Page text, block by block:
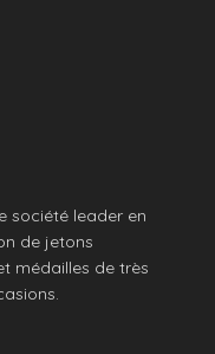
société leader en
de jetons
médailles de très